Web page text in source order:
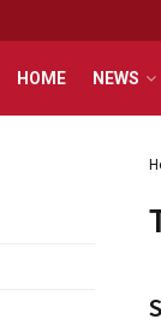
HOME NEWS